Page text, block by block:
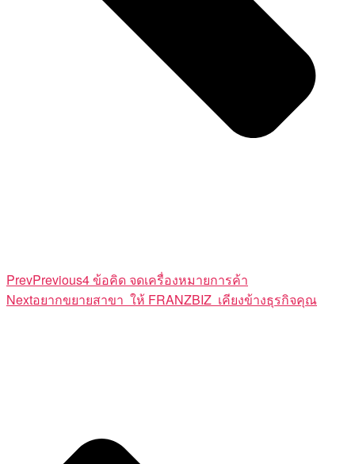
PrevPrevious4 ข้อคิด จดเครื่องหมายการค้า
Nextอยากขยายสาขา ให้ FRANZBIZ เคียงข้างธุรกิจคุณ